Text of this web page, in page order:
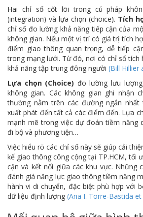
Hai chỉ số cốt lõi trong cú pháp
(integration) và lựa chọn (choice). Tích
chỉ số đo lường khả năng tiếp cận của
không gian. Nếu một vị trí có giá trị tích
điểm giao thông quan trọng, dễ tiếp
trong mạng lưới. Từ đó, nơi có chỉ số tích
khả năng tập trung đông người (Bill Hillier
Lựa chọn (Choice) đo lường lưu
không gian. Các không gian ghi nhận
thường nằm trên các đường ngắn
xuất phát đến tất cả các điểm đến. Lựa
mạnh mẽ trong việc dự đoán tiềm năng
đi bộ và phương tiện…
Việc hiểu rõ các chỉ số này sẽ giúp cải
kế giao thông công cộng tại TP.HCM, tối
cận và kết nối giữa các khu vực. Những
đánh giá năng lực giao thông tiềm năng
hành vi di chuyển, đặc biệt phù hợp với
dữ liệu định lượng (Ana I. Torre-Bastida et